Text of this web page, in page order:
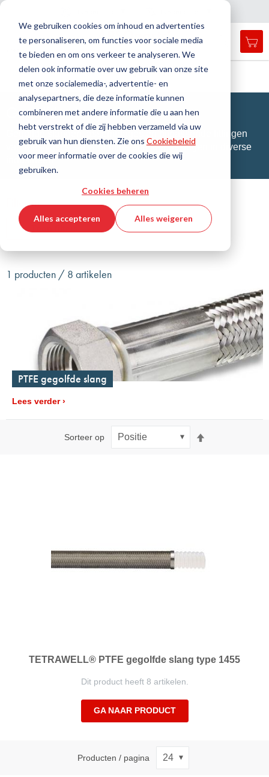
We gebruiken cookies om inhoud en advertenties
te personaliseren, om functies voor sociale media
te bieden en om ons verkeer te analyseren. We
delen ook informatie over uw gebruik van onze site
met onze socialemedia-, advertentie- en
analysepartners, die deze informatie kunnen
combineren met andere informatie die u aan hen
hebt verstrekt of die zij hebben verzameld via uw
gebruik van hun diensten. Zie ons Cookiebeleid
voor meer informatie over de cookies die wij
gebruiken.
Cookies beheren
Alles accepteren Alles weigeren
search
Zoek
Zoek
Thuis Industriële slangen Gegolfde slang
Gegolfde slang
Gegolfde slangen, assemblages en bijpassende fittingen
van roestvast staal voor bijna alle toepassingen in diverse
industrieën
Filteren
1 producten / 8 artikelen
PTFE gegolfde slang
Lees verder
Sorteer op
TETRAWELL® PTFE gegolfde slang type 1455
Dit product heeft 8 artikelen.
GA NAAR PRODUCT
Producten / pagina